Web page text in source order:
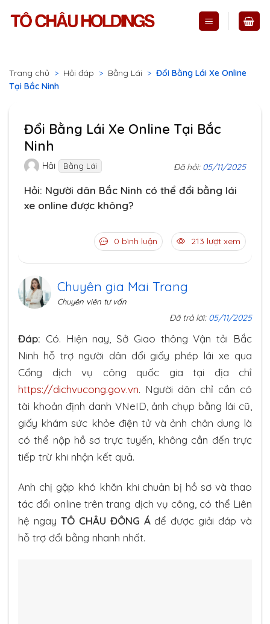
Trang chủ > Hỏi đáp > Bằng Lái > Đổi Bằng Lái Xe Online
Tại Bắc Ninh
Đổi Bằng Lái Xe Online Tại Bắc
Ninh
Hải Bằng Lái Đã hỏi: 05/11/2025
Hỏi: Người dân Bắc Ninh có thể đổi bằng lái
xe online được không?
0 bình luận 213 lượt xem
Chuyên gia Mai Trang
Chuyên viên tư vấn
Đã trả lời: 05/11/2025
Đáp: Có. Hiện nay, Sở Giao thông Vận tải Bắc
Ninh hỗ trợ người dân đổi giấy phép lái xe qua
Cổng dịch vụ công quốc gia tại địa chỉ
https://dichvucong.gov.vn. Người dân chỉ cần có
tài khoản định danh VNeID, ảnh chụp bằng lái cũ,
giấy khám sức khỏe điện tử và ảnh chân dung là
có thể nộp hồ sơ trực tuyến, không cần đến trực
tiếp trừ khi nhận kết quả.
Anh chị gặp khó khăn khi chuản bị hồ sơ và thao
tác đổi online trên trang dịch vụ công, có thể Liên
hệ ngay TÔ CHÂU ĐÔNG Áđể được giải đáp và
hỗ trợ đổi bằng nhanh nhất.